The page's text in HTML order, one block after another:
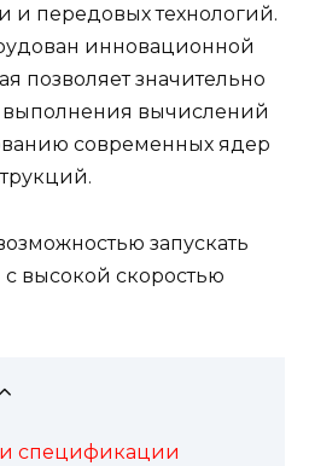
и передовых технологий.
инновационной
позволяет значительно
выполнения вычислений
современных ядер
запускать
высокой скоростью
и спецификации